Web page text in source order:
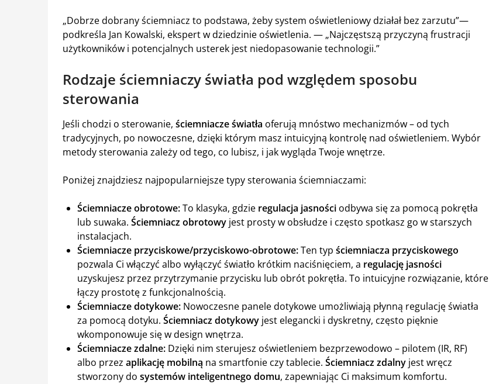
„Dobrze dobrany ściemniacz to podstawa, żeby system oświetleniowy działał bez zarzutu”—
podkreśla Jan Kowalski, ekspert w dziedzinie oświetlenia. — „Najczęstszą przyczyną frustracji
użytkowników i potencjalnych usterek jest niedopasowanie technologii.”
Rodzaje ściemniaczy światła pod względem sposobu
sterowania
Jeśli chodzi o sterowanie, ściemniacze światła oferują mnóstwo mechanizmów – od tych
tradycyjnych, po nowoczesne, dzięki którym masz intuicyjną kontrolę nad oświetleniem. Wybór
metody sterowania zależy od tego, co lubisz, i jak wygląda Twoje wnętrze.
Poniżej znajdziesz najpopularniejsze typy sterowania ściemniaczami:
Ściemniacze obrotowe:To klasyka, gdzie regulacja jasności odbywa się za pomocą pokrętła
lub suwaka. Ściemniacz obrotowy jest prosty w obsłudze i często spotkasz go w starszych
instalacjach.
Ściemniacze przyciskowe/przyciskowo-obrotowe:Ten typ ściemniacza przyciskowego
pozwala Ci włączyć albo wyłączyć światło krótkim naciśnięciem, a regulację jasności
uzyskujesz przez przytrzymanie przycisku lub obrót pokrętła. To intuicyjne rozwiązanie, które
łączy prostotę z funkcjonalnością.
Ściemniacze dotykowe: Nowoczesne panele dotykowe umożliwiają płynną regulację światła
za pomocą dotyku. Ściemniacz dotykowy jest elegancki i dyskretny, często pięknie
wkomponowuje się w design wnętrza.
Ściemniacze zdalne: Dzięki nim sterujesz oświetleniem bezprzewodowo – pilotem (IR, RF)
albo przez aplikację mobilną na smartfonie czy tablecie. Ściemniacz zdalny jest wręcz
stworzony do systemów inteligentnego domu, zapewniając Ci maksimum komfortu.